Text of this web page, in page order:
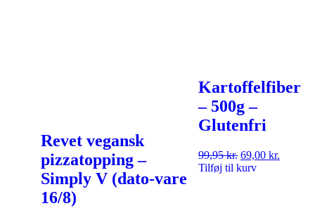
Revet vegansk
pizzatopping –
Simply V (dato-vare
16/8)
Kartoffelfiber
– 500g –
Glutenfri
99,95kr. 69,00 kr.
Tilføj til kurv